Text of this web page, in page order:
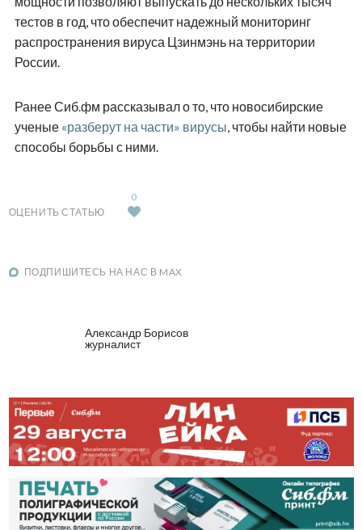
тестов в год, что обеспечит надежный мониторинг
распространения вируса Цзинмэнь на территории
России.
Ранее Сиб.фм рассказывал о то, что новосибирские
ученые «разберут на части» вирусы, чтобы найти новые
способы борьбы с ними.
ОЦЕНИТЬ СТАТЬЮ
0
ПОДПИШИТЕСЬ НА НАС В MAX
Александр Борисов
журналист